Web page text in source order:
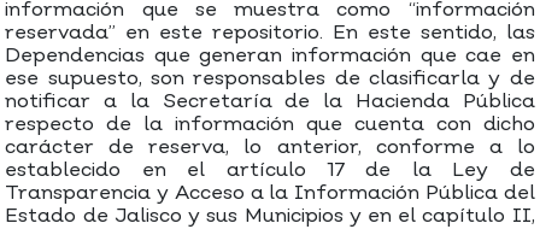
información que se muestra como “información
reservada” en este repositorio. En este sentido, las
Dependencias que generan información que cae en
ese supuesto, son responsables de clasificarla y de
notificar a la Secretaría de la Hacienda Pública
respecto de la información que cuenta con dicho
carácter de reserva, lo anterior, conforme a lo
establecido en el artículo 17 de la Ley de
Transparencia y Acceso a la Información Pública del
Estado de Jalisco y sus Municipios y en el capítulo II,